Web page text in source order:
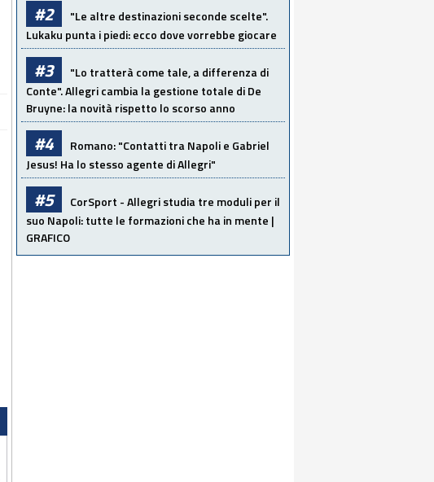
#2
"Le altre destinazioni seconde scelte".
Lukaku punta i piedi: ecco dove vorrebbe giocare
#3
"Lo tratterà come tale, a differenza di
Conte". Allegri cambia la gestione totale di De
Bruyne: la novità rispetto lo scorso anno
#4
Romano: "Contatti tra Napoli e Gabriel
Jesus! Ha lo stesso agente di Allegri"
#5
CorSport - Allegri studia tre moduli per il
suo Napoli: tutte le formazioni che ha in mente |
GRAFICO